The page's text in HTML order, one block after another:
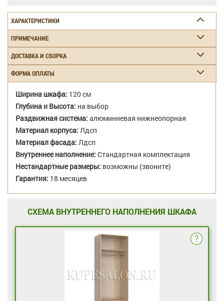
ХАРАКТЕРИСТИКИ
ПРИМЕЧАНИЕ
ДОСТАВКА И СБОРКА
ФОРМА ОПЛАТЫ
Ширина шкафа: 120 см
Глубина и Высота: на выбор
Раздвижная система: алюминиевая нижнеопорная
Материал корпуса: Лдсп
Материал фасада: Лдсп
Внутреннее наполнение: Стандартная комплектация
Нестандартные размеры: возможны (звоните)
Гарантия: 18 месяцев
СХЕМА ВНУТРЕННЕГО НАПОЛНЕНИЯ ШКАФА